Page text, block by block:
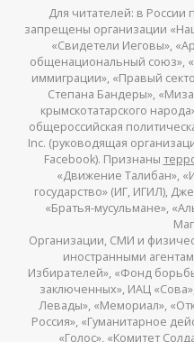
Для читателей: в России
запрещены организации
«Свидетели Иеговы»,
общенациональный союз»,
иммиграции», «Правый
Степана Бандеры»,
крымскотатарского
общероссийская
Inc. (руководящая
Facebook). Признаны
«Движение Талибан»,
государство» (ИГ, ИГИЛ),
«Братья-мусульмане»,
Организации, СМИ и
иностранными
Избирателей», «Фонд
заключенных», ИАЦ
Левады», «Мемориал»,
Россия», «Гуманитарное
«Голос», «Комитет